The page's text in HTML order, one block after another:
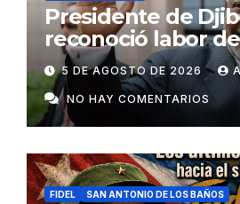
Presidente de
reconoció labor de
colaboradores de
5 DE AGOSTO DE 2026
NO HAY COMENTARIOS
FIDEL SAN ANTONIO DE LOS BAÑOS